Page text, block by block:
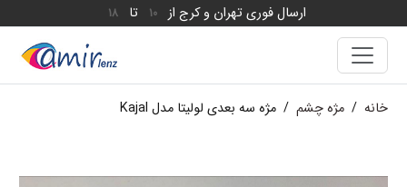
ارسال فوری تهران و کرج از 10 تا 18
خانه / مژه چشم / مژه سه بعدی لولیتا مدل Kajal